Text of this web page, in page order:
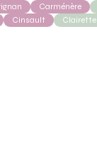
Carménère
Cinsault Clairette